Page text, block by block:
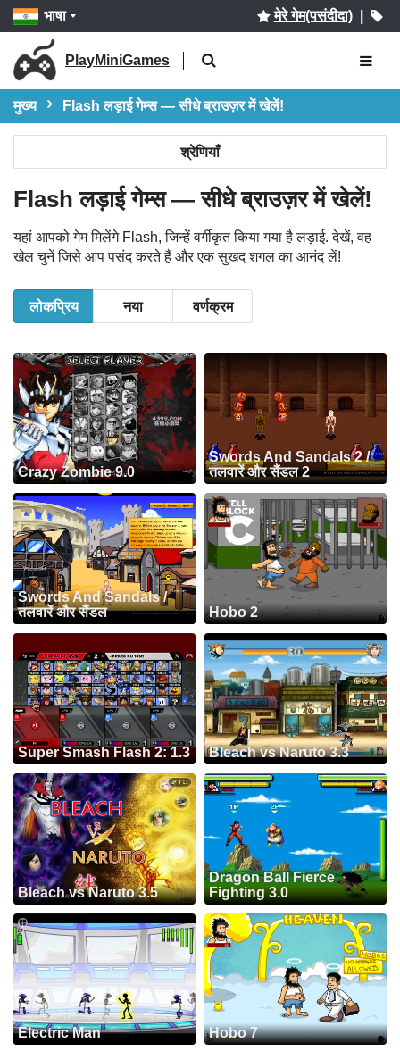
भाषा मेरे गेम(पसंदीदा)|
PlayMiniGames
मुख्य Flash लड़ाई गेम्स — सीधे ब्राउज़र में खेलें!
श्रेणियाँ
Flash लड़ाई गेम्स — सीधे ब्राउज़र में खेलें!
यहां आपको गेम मिलेंगे Flash, जिन्हें वर्गीकृत किया गया है लड़ाई. देखें, वह
खेल चुनें जिसे आप पसंद करते हैं और एक सुखद शगल का आनंद लें!
लोकप्रिय नया वर्णक्रम
Crazy Zombie 9.0
Swords And Sandals 2 /
तलवारें और सैंडल 2
Swords And Sandals /
तलवारें और सैंडल
Hobo 2
Super Smash Flash 2: 1.3 Bleach vs Naruto 3.3
Bleach vs Naruto 3.5
Dragon Ball Fierce
Fighting 3.0
Electric Man Hobo 7